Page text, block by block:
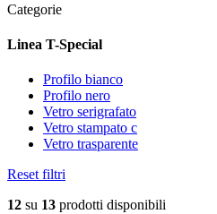
Categorie
Linea T-Special
Profilo bianco
Profilo nero
Vetro serigrafato
Vetro stampato c
Vetro trasparente
Reset filtri
12 su 13 prodotti disponibili